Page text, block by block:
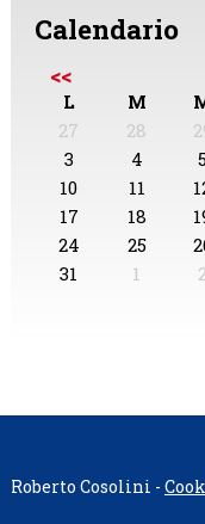
Calendario
<<
L M
27
28
3
4
10
11
17
18
24
25
31
1
Roberto Cosolini -